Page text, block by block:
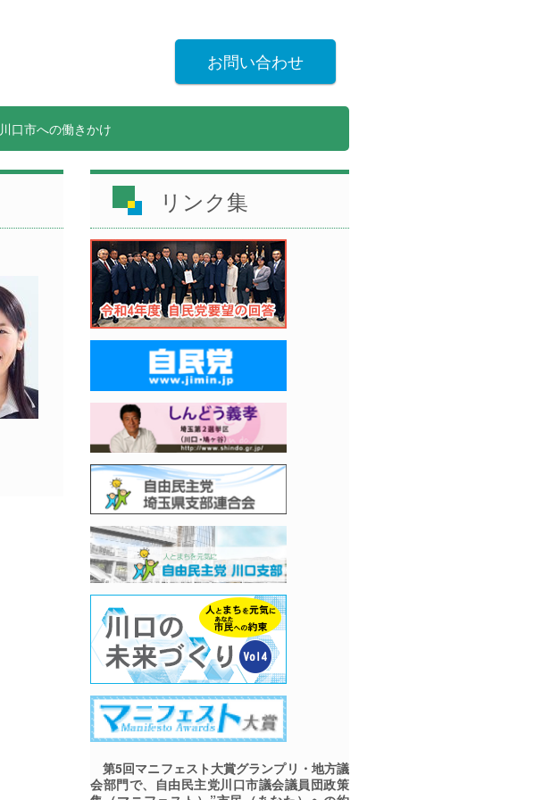
お問い合わせ
川口市への働きかけ
リンク集
第5回マニフェスト大賞グランプリ・地方議
会部門で、自由民主党川口市議会議員団政策